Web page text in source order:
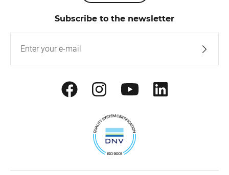
Subscribe to the newsletter